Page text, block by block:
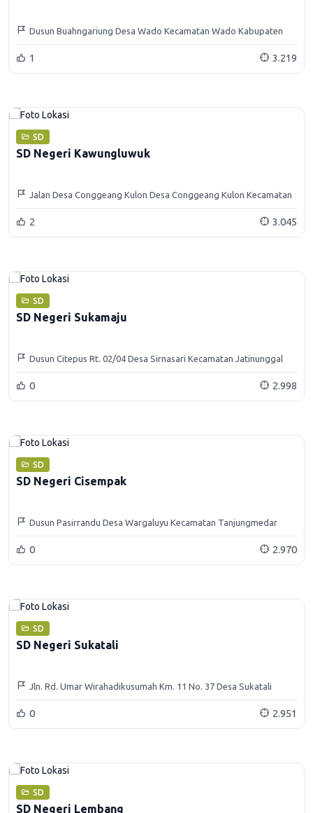
Dusun Buahngariung Desa Wado Kecamatan Wado Kabupaten
Sumedang
1 3.219
SD
SD Negeri Kawungluwuk
Jalan Desa Conggeang Kulon Desa Conggeang Kulon Kecamatan
Conggeang Kabupaten Sumedang
2 3.045
SD
SD Negeri Sukamaju
Dusun Citepus Rt. 02/04 Desa Sirnasari Kecamatan Jatinunggal
Kabupaten Sumedang
0 2.998
SD
SD Negeri Cisempak
Dusun Pasirrandu Desa Wargaluyu Kecamatan Tanjungmedar
0 2.970
SD
SD Negeri Sukatali
Jln. Rd. Umar Wirahadikusumah Km. 11 No. 37 Desa Sukatali
Kecamatan Situraja Kabupaten Sumedang
0 2.951
SD
SD Negeri Lembang